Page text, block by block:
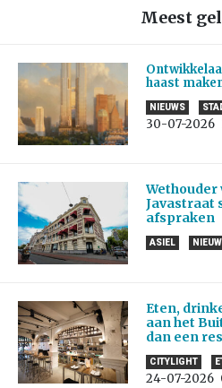
Meest
haast
NIEUWS
30-07-2026
Wethouder
Javastraat
afspraken
ASIEL
Eten,
aan het
dan een
CITYLIGHT
24-07-2026